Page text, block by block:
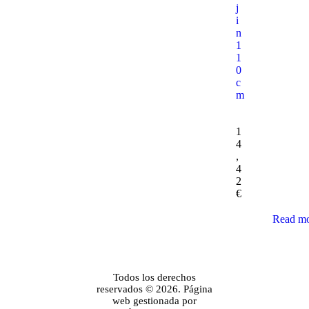
j
i
n
1
1
0
c
m
1
4
,
4
2
€
Read
Todos los derechos
reservados © 2026. Página
web gestionada por